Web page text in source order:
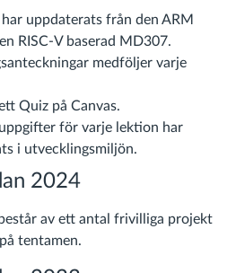
uppdaterats från den ARM
RISC-V baserad MD307.
medföljer varje
Quiz på Canvas.
för varje lektion har
i utvecklingsmiljön.
2024
av ett antal frivilliga projekt
tentamen.